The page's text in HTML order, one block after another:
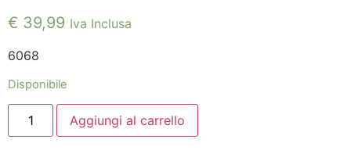
€ 39,99 Iva Inclusa
6068
Disponibile
GRANDIGIOCHI®
TAPPLE
quantità
Aggiungi al carrello